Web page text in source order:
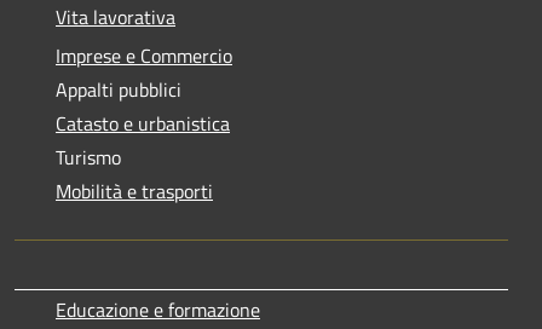
Vita lavorativa
Imprese e Commercio
Appalti pubblici
Catasto e urbanistica
Turismo
Mobilità e trasporti
Educazione e formazione